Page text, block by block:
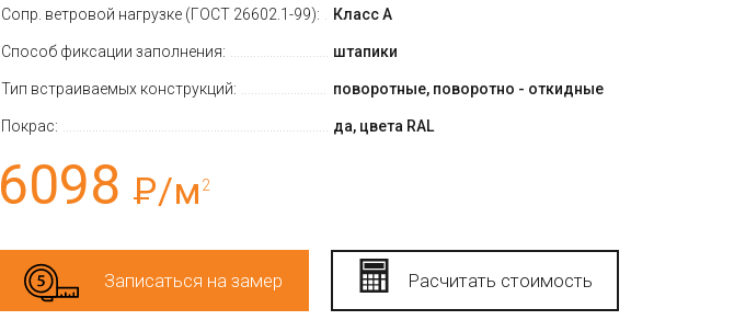
Сопр. ветровой нагрузке (ГОСТ 26602.1-99): Класс А
Способ фиксации заполнения: штапики
Тип встраиваемых конструкций: поворотные, поворотно - откидные
Покрас: да, цвета RAL
6098 Р/м 2
Записаться на замер Расчитать стоимость